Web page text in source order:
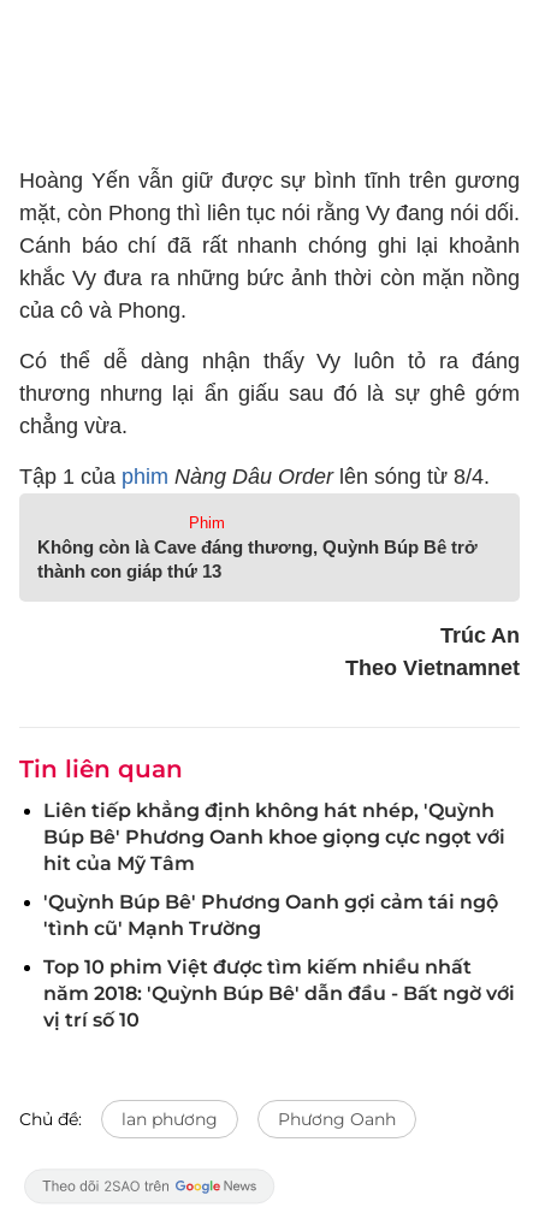
Hoàng Yến vẫn giữ được sự bình tĩnh trên gương
mặt, còn Phong thì liên tục nói rằng Vy đang nói dối.
Cánh báo chí đã rất nhanh chóng ghi lại khoảnh
khắc Vy đưa ra những bức ảnh thời còn mặn nồng
của cô và Phong.
Có thể dễ dàng nhận thấy Vy luôn tỏ ra đáng
thương nhưng lại ẩn giấu sau đó là sự ghê gớm
chẳng vừa.
Tập 1 của phim Nàng Dâu Orderlên sóng từ 8/4.
Phim
Không còn là Cave đáng thương, Quỳnh Búp Bê trở
thành con giáp thứ 13
Trúc An
Theo Vietnamnet
Tin liên quan
Liên tiếp khẳng định không hát nhép, 'Quỳnh
Búp Bê' Phương Oanh khoe giọng cực ngọt với
hit của Mỹ Tâm
'Quỳnh Búp Bê' Phương Oanh gợi cảm tái ngộ
'tình cũ' Mạnh Trường
Top 10 phim Việt được tìm kiếm nhiều nhất
năm 2018: 'Quỳnh Búp Bê' dẫn đầu - Bất ngờ với
vị trí số 10
Chủ đề: lan phương Phương Oanh